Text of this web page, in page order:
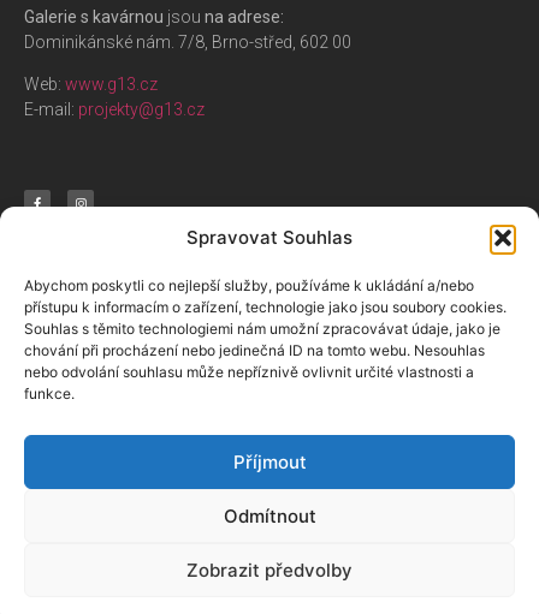
Spravovat Souhlas
Abychom poskytli co nejlepší služby, používáme k ukládání a/nebo
přístupu k informacím o zařízení, technologie jako jsou soubory cookies.
Souhlas s těmito technologiemi nám umožní zpracovávat údaje, jako je
chování při procházení nebo jedinečná ID na tomto webu. Nesouhlas
nebo odvolání souhlasu může nepříznivě ovlivnit určité vlastnosti a
funkce.
Příjmout
Odmítnout
Zobrazit předvolby
Galerie s kavárnou jsou na adrese:
Dominikánské nám. 7/8, Brno-střed, 602 00
Web: www.g13.cz
E-mail: projekty@g13.cz
Nabízíme
E-shop G13
Cafébar G13
Galerie G13
Aktivity
Arteterapie
Kurzy a workshopy
O nás
Spolu za brněnskou
kulturou
© 2024 Spolu za brněnskou kulturu